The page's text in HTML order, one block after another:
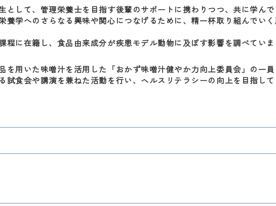
して、管理栄養士を目指す後輩のサポートに携わりつつ、共に学んで
養学へのさらなる興味や関心につなげるために、精一杯取り組んでい
に在籍し、食品由来成分が疾患モデル動物に及ぼす影響を調べていま
用いた味噌汁を活用した「おかず味噌汁健やか力向上委員会」の一員
試食会や講演を兼ねた活動を行い、ヘルスリテラシーの向上を目指して